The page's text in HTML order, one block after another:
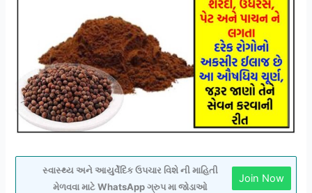
સ્વાસ્થ્ય અને આયુર્વેદિક ઉપચાર વિશે ની માહિતી
મેળવવા માટે WhatsApp ગ્રુપ મા જોડાઓ
Join Now